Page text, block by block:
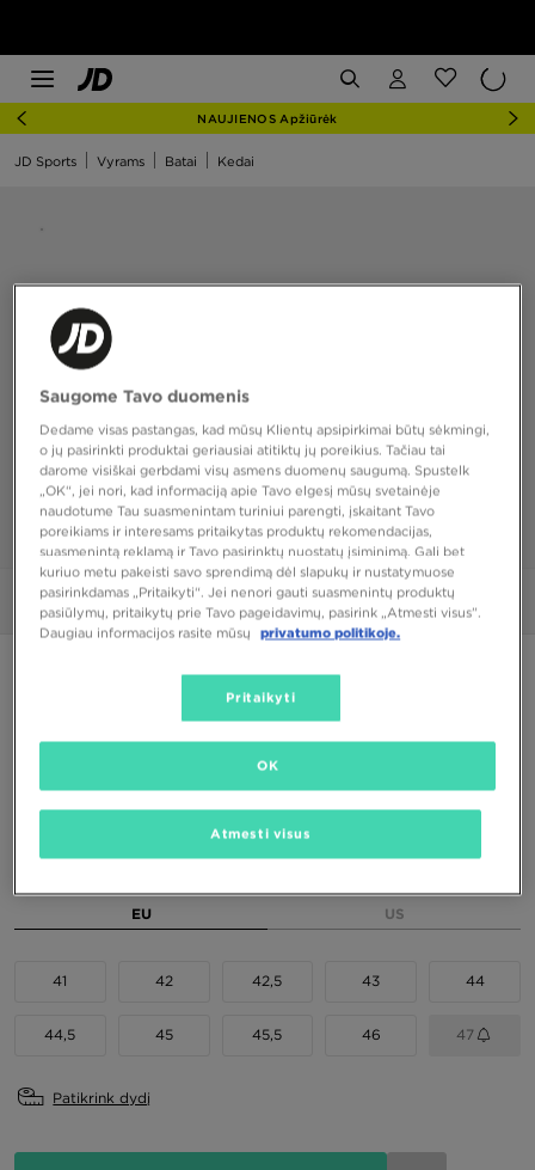
NAUJIENOS Apžiūrėk
JD Sports Vyrams Batai Kedai
Nuotraukos 360°
Spalvos
EU US
41 42 42,5 43 44
44,5 45 45,5 46 47
Patikrink dydį
Saugome Tavo duomenis
Dedame visas pastangas, kad mūsų Klientų apsipirkimai būtų sėkmingi,
o jų pasirinkti produktai geriausiai atitiktų jų poreikius. Tačiau tai
darome visiškai gerbdami visų asmens duomenų saugumą. Spustelk
„OK“, jei nori, kad informaciją apie Tavo elgesį mūsų svetainėje
naudotume Tau suasmenintam turiniui parengti, įskaitant Tavo
poreikiams ir interesams pritaikytas produktų rekomendacijas,
suasmenintą reklamą ir Tavo pasirinktų nuostatų įsiminimą. Gali bet
kuriuo metu pakeisti savo sprendimą dėl slapukų ir nustatymuose
pasirinkdamas „Pritaikyti“. Jei nenori gauti suasmenintų produktų
pasiūlymų, pritaikytų prie Tavo pageidavimų, pasirink „Atmesti visus”.
Daugiau informacijos rasite mūsų
privatumo politikoje.
Pritaikyti
Atmesti visus
OK